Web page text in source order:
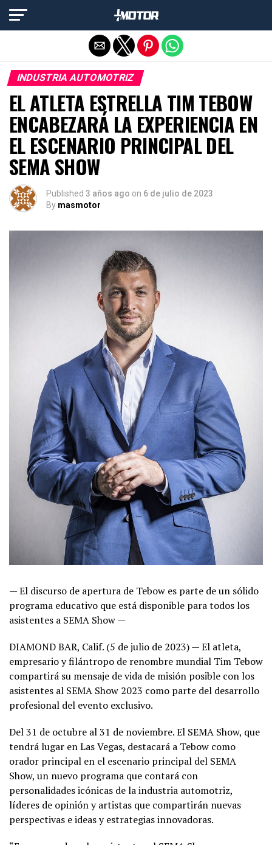
INDUSTRIA AUTOMOTRIZ
EL ATLETA ESTRELLA TIM TEBOW
ENCABEZARÁ LA EXPERIENCIA EN
EL ESCENARIO PRINCIPAL DEL
SEMA SHOW
Published 3 años ago on 6 de julio de 2023
By masmotor
— El discurso de apertura de Tebow es parte de un sólido
programa educativo que está disponible para todos los
asistentes a SEMA Show —
DIAMOND BAR, Calif. (5 de julio de 2023) — El atleta,
empresario y filántropo de renombre mundial Tim Tebow
compartirá su mensaje de vida de misión posible con los
asistentes al SEMA Show 2023 como parte del desarrollo
profesional del evento exclusivo.
Del 31 de octubre al 31 de noviembre. El SEMA Show, que
tendrá lugar en Las Vegas, destacará a Tebow como
orador principal en el escenario principal del SEMA
Show, un nuevo programa que contará con
personalidades icónicas de la industria automotriz,
líderes de opinión y artistas que compartirán nuevas
perspectivas e ideas y estrategias innovadoras.
Salir de la versión móvil